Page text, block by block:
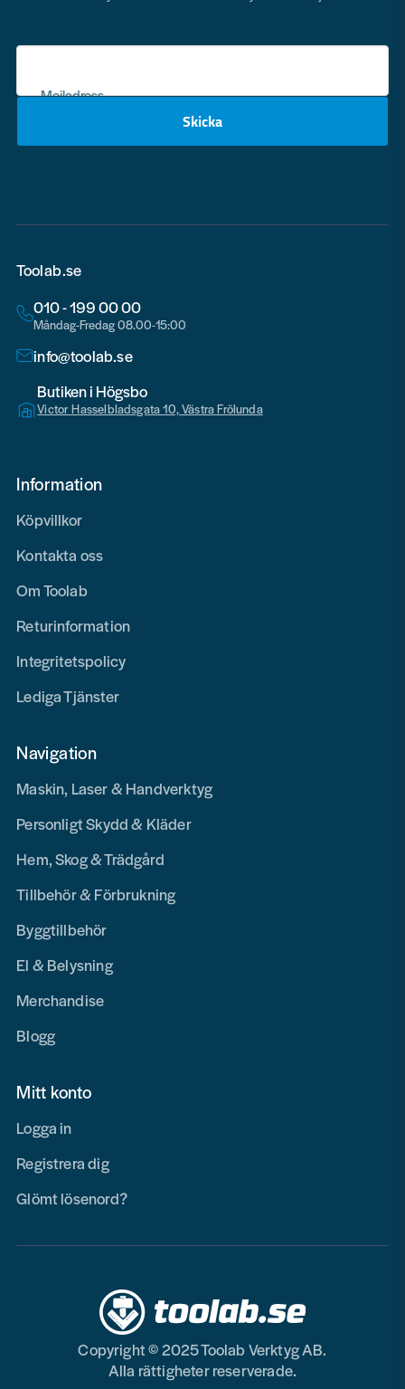
Mejladress
Skicka
Toolab.se
010 - 199 00 00
Måndag-Fredag 08.00-15:00
info@toolab.se
Butiken i Högsbo
Victor Hasselbladsgata 10, Västra Frölunda
Information
Köpvillkor
Kontakta oss
Om Toolab
Returinformation
Integritetspolicy
Lediga Tjänster
Navigation
Maskin, Laser & Handverktyg
Personligt Skydd & Kläder
Hem, Skog & Trädgård
Tillbehör & Förbrukning
Byggtillbehör
El & Belysning
Merchandise
Blogg
Mitt konto
Logga in
Registrera dig
Glömt lösenord?
Copyright © 2025 Toolab Verktyg AB.
Alla rättigheter reserverade.